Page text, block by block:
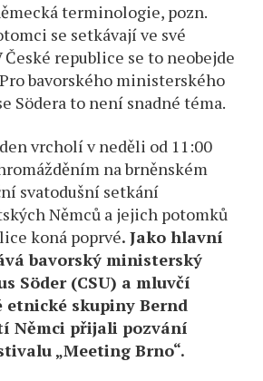
terminologie, pozn.
se setkávají ve své
republice se to neobejde
bavorského ministerského
Södera to není snadné téma.
vrcholí v neděli od 11:00
na brněnském
svatodušní setkání
Němců a jejich potomků
koná poprvé. Jako hlavní
bavorský ministerský
Söder (CSU) a mluvčí
etnické skupiny Bernd
Němci přijali pozvání
„Meeting Brno“.